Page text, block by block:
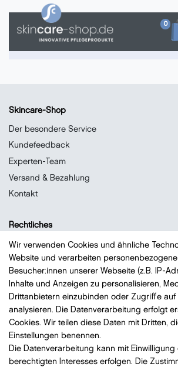
0
Skincare-Shop
Der besondere Service
Kundefeedback
Experten-Team
Versand & Bezahlung
Kontakt
Rechtliches
Datenschutz
Impressum
Widerrufsrecht
AGB
Bezahlung mit VISA, MasterCard,
Wir verwenden Cookies und ähnliche
Website und verarbeiten
Besucher:innen unserer Webseite (z.B. IP-
Inhalte und Anzeigen zu personalisieren,
Drittanbietern einzubinden oder Zugriffe auf
analysieren. Die Datenverarbeitung erfolgt
Cookies. Wir teilen diese Daten mit Dritten,
Einstellungen benennen.
Die Datenverarbeitung kann mit
berechtigten Interesses erfolgen. Die